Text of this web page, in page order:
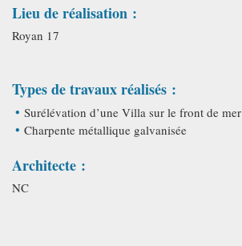
Lieu de réalisation :
Royan 17
Types de travaux réalisés :
Surélévation d’une Villa sur le front de mer
Charpente métallique galvanisée
Architecte :
NC